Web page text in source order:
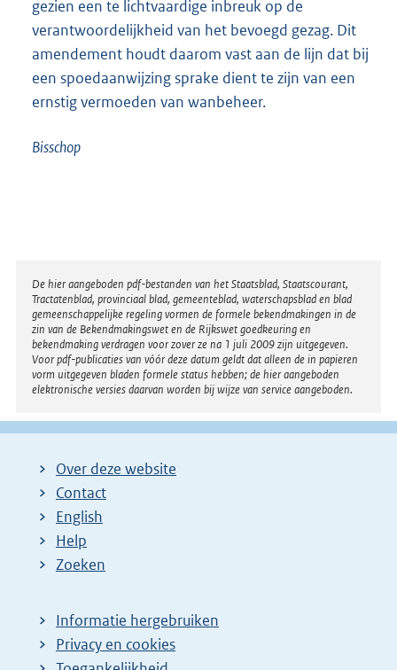
gezien een te lichtvaardige inbreuk op de
verantwoordelijkheid van het bevoegd gezag. Dit
amendement houdt daarom vast aan de lijn dat bij
een spoedaanwijzing sprake dient te zijn van een
ernstig vermoeden van wanbeheer.
Bisschop
Disclaimer
De hier aangeboden pdf-bestanden van het Staatsblad, Staatscourant,
Tractatenblad, provinciaal blad, gemeenteblad, waterschapsblad en blad
gemeenschappelijke regeling vormen de formele bekendmakingen in de
zin van de Bekendmakingswet en de Rijkswet goedkeuring en
bekendmaking verdragen voor zover ze na 1 juli 2009 zijn uitgegeven.
Voor pdf-publicaties van vóór deze datum geldt dat alleen de in papieren
vorm uitgegeven bladen formele status hebben; de hier aangeboden
elektronische versies daarvan worden bij wijze van service aangeboden.
Over deze website
Contact
English
Help
Zoeken
Informatie hergebruiken
Privacy en cookies